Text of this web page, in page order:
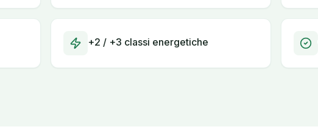
+2 / +3 classi energetiche